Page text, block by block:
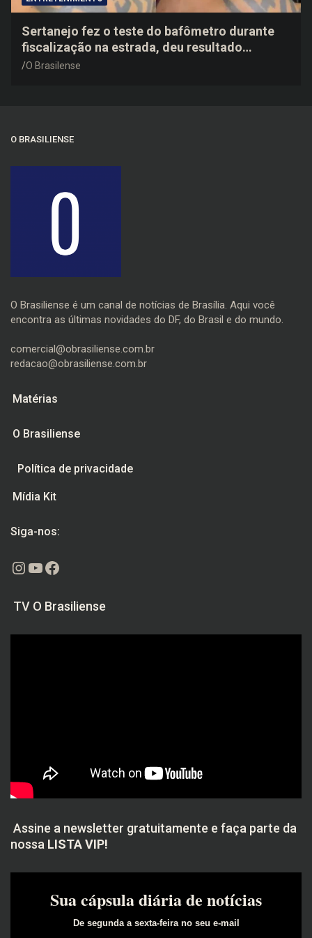
Sertanejo fez o teste do bafômetro durante
fiscalização na estrada, deu resultado
negativo e elogiou o trabalho dos agentes de
O Brasilense
O BRASILIENSE
O Brasiliense é um canal de notícias de Brasília. Aqui você
encontra as últimas novidades do DF, do Brasil e do mundo.
comercial@obrasiliense.com.br
redacao@obrasiliense.com.br
Matérias
O Brasiliense
Política de privacidade
Mídia Kit
Siga-nos:
Instagram
Youtube
Facebook
TV O Brasiliense
Assine a newsletter gratuitamente e faça parte da
nossa LISTA VIP!
Sua cápsula diária de notícias
De segunda a sexta-feira no seu e-mail